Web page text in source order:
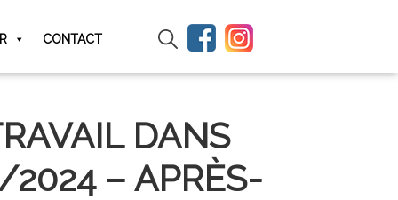
CONTACT
DANS
2024 – APRÈS-